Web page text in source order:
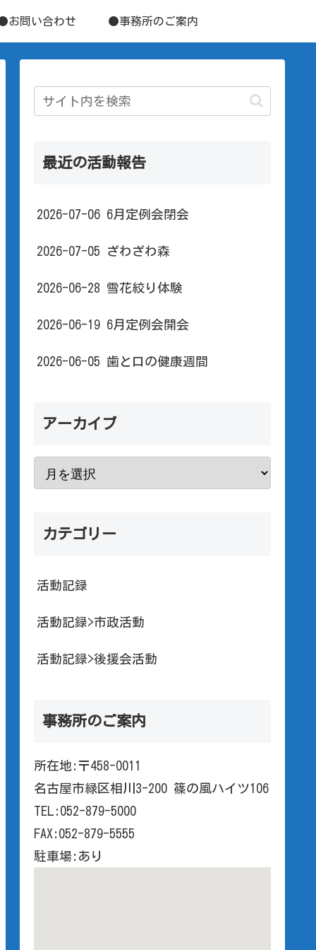
お問い合わせ ●事務所のご案内
最近の活動報告
2026-07-06 6月定例会閉会
2026-07-05 ざわざわ森
2026-06-28 雪花絞り体験
2026-06-19 6月定例会開会
2026-06-05 歯と口の健康週間
アーカイブ
カテゴリー
活動記録
活動記録>市政活動
活動記録>後援会活動
事務所のご案内
所在地:〒458-0011
名古屋市緑区相川3-200 篠の風ハイツ106
TEL:052-879-5000
FAX:052-879-5555
駐車場:あり